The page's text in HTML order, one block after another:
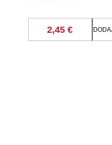
2,45 €